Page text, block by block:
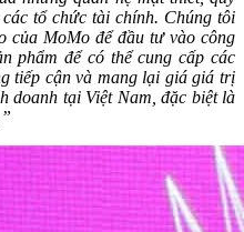
tổ chức tài chính. Chúng tôi
của MoMo để đầu tư vào công
phẩm để có thể cung cấp các
tiếp cận và mang lại giá giá trị
doanh tại Việt Nam, đặc biệt là